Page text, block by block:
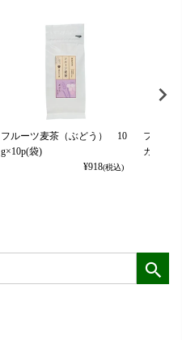
フルーツ麦茶（ぶどう） 10
g×10p(袋)
¥918(税込)
フルー
カット